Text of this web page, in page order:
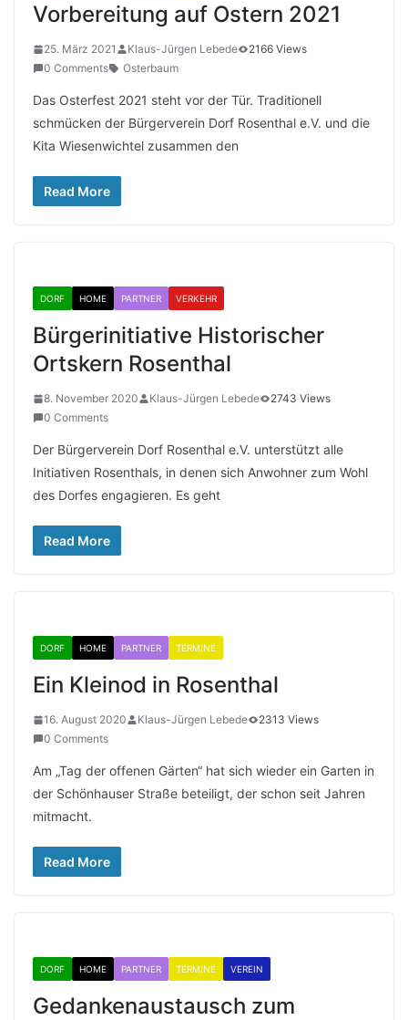
Vorbereitung auf Ostern 2021
25. März 2021 Klaus-Jürgen Lebede
2166 Views
0 Comments
Osterbaum
Das Osterfest 2021 steht vor der Tür. Traditionell
schmücken der Bürgerverein Dorf Rosenthal e.V. und die
Kita Wiesenwichtel zusammen den
Read More
DORF HOME PARTNER VERKEHR
Bürgerinitiative Historischer
Ortskern Rosenthal
8. November 2020 Klaus-Jürgen Lebede
2743 Views
0 Comments
Der Bürgerverein Dorf Rosenthal e.V. unterstützt alle
Initiativen Rosenthals, in denen sich Anwohner zum Wohl
des Dorfes engagieren. Es geht
Read More
DORF HOME PARTNER TERMINE
Ein Kleinod in Rosenthal
16. August 2020 Klaus-Jürgen Lebede
2313 Views
0 Comments
Am „Tag der offenen Gärten“ hat sich wieder ein Garten in
der Schönhauser Straße beteiligt, der schon seit Jahren
mitmacht.
Read More
DORF HOME PARTNER TERMINE VEREIN
Gedankenaustausch zum